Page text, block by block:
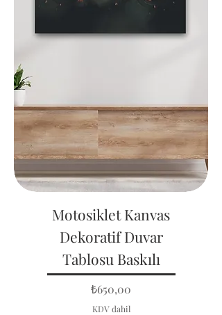
Motosiklet Kanvas
Dekoratif Duvar
Tablosu Baskılı
Fiyat
₺650,00
KDV dahil